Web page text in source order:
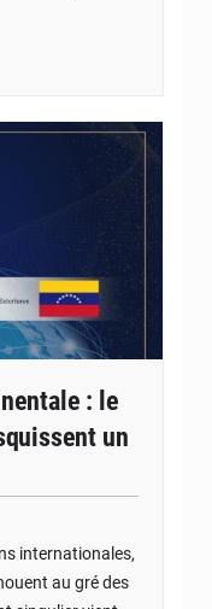
: le
un
internationales,
au gré des